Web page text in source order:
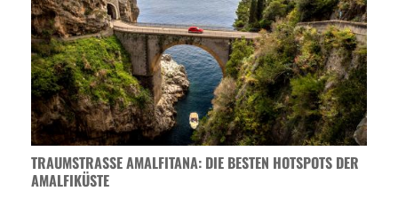
TRAUMSTRASSE AMALFITANA: DIE BESTEN HOTSPOTS DER A
MALFIKÜSTE